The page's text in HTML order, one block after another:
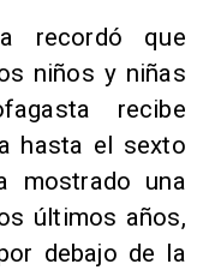
recordó que
niños y niñas
recibe
hasta el sexto
mostrado una
últimos años,
debajo de la